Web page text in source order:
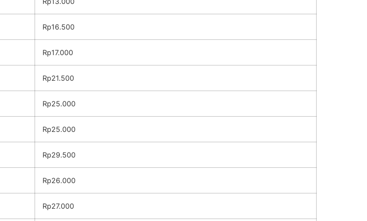
Rp16.500
Rp17.000
Rp21.500
Rp25.000
Rp25.000
Rp29.500
Rp26.000
Rp27.000